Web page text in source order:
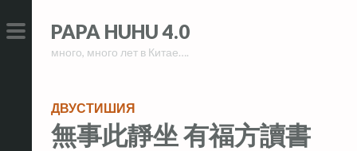
to
PRIMARY
to
PAPA HUHU 4.0
много, много лет в Китае….
ДВУСТИШИЯ
無事此靜坐 有福方讀書